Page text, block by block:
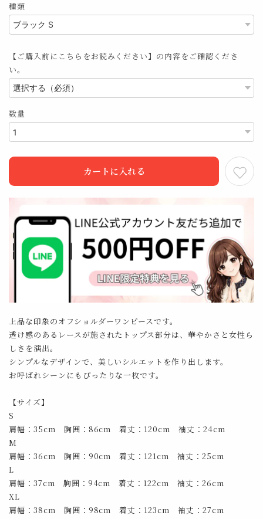
種類
【ご購入前にこちらをお読みください】の内容をご確認くださ
い。
数量
カートに入れる
上品な印象のオフショルダーワンピースです。
透け感のあるレースが施されたトップス部分は、華やかさと女性ら
しさを演出。
シンプルなデザインで、美しいシルエットを作り出します。
お呼ばれシーンにもぴったりな一枚です。
【サイズ】
S
肩幅：35cm 胸囲：86cm 着丈：120cm 袖丈：24cm
M
肩幅：36cm 胸囲：90cm 着丈：121cm 袖丈：25cm
L
肩幅：37cm 胸囲：94cm 着丈：122cm 袖丈：26cm
XL
肩幅：38cm 胸囲：98cm 着丈：123cm 袖丈：27cm